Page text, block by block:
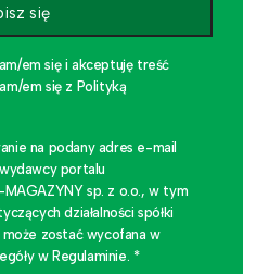
się
em się i akceptuję treść
em się z Polityką
na podany adres e-mail
portalu
MAGAZYNY sp. z o.o., w tym
działalności spółki
zostać wycofana w
w Regulaminie. *